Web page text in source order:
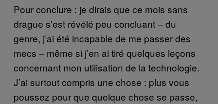
Pour conclure : je dirais que ce mois sans
drague s’est révélé peu concluant – du
genre, j’ai été incapable de me passer des
mecs – même si j’en ai tiré quelques leçons
concernant mon utilisation de la technologie.
J’ai surtout compris une chose : plus vous
poussez pour que quelque chose se passe,